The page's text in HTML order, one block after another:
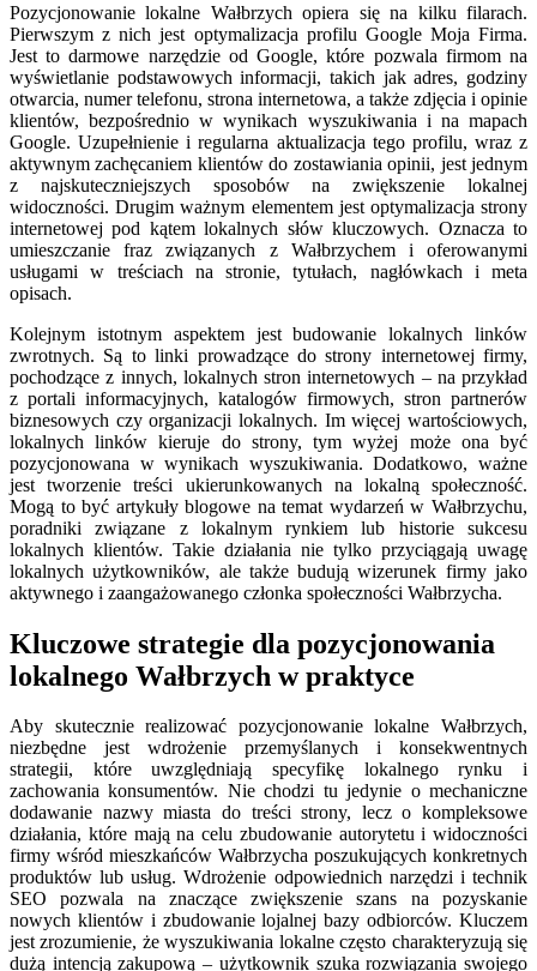
Pozycjonowanie lokalne Wałbrzych opiera się na kilku filarach.
Pierwszym z nich jest optymalizacja profilu Google Moja Firma.
Jest to darmowe narzędzie od Google, które pozwala firmom na
wyświetlanie podstawowych informacji, takich jak adres, godziny
otwarcia, numer telefonu, strona internetowa, a także zdjęcia i opinie
klientów, bezpośrednio w wynikach wyszukiwania i na mapach
Google. Uzupełnienie i regularna aktualizacja tego profilu, wraz z
aktywnym zachęcaniem klientów do zostawiania opinii, jest jednym
z najskuteczniejszych sposobów na zwiększenie lokalnej
widoczności. Drugim ważnym elementem jest optymalizacja strony
internetowej pod kątem lokalnych słów kluczowych. Oznacza to
umieszczanie fraz związanych z Wałbrzychem i oferowanymi
usługami w treściach na stronie, tytułach, nagłówkach i meta
opisach.
Kolejnym istotnym aspektem jest budowanie lokalnych linków
zwrotnych. Są to linki prowadzące do strony internetowej firmy,
pochodzące z innych, lokalnych stron internetowych – na przykład
z portali informacyjnych, katalogów firmowych, stron partnerów
biznesowych czy organizacji lokalnych. Im więcej wartościowych,
lokalnych linków kieruje do strony, tym wyżej może ona być
pozycjonowana w wynikach wyszukiwania. Dodatkowo, ważne
jest tworzenie treści ukierunkowanych na lokalną społeczność.
Mogą to być artykuły blogowe na temat wydarzeń w Wałbrzychu,
poradniki związane z lokalnym rynkiem lub historie sukcesu
lokalnych klientów. Takie działania nie tylko przyciągają uwagę
lokalnych użytkowników, ale także budują wizerunek firmy jako
aktywnego i zaangażowanego członka społeczności Wałbrzycha.
Kluczowe strategie dla pozycjonowania
lokalnego Wałbrzych w praktyce
Aby skutecznie realizować pozycjonowanie lokalne Wałbrzych,
niezbędne jest wdrożenie przemyślanych i konsekwentnych
strategii, które uwzględniają specyfikę lokalnego rynku i
zachowania konsumentów. Nie chodzi tu jedynie o mechaniczne
dodawanie nazwy miasta do treści strony, lecz o kompleksowe
działania, które mają na celu zbudowanie autorytetu i widoczności
firmy wśród mieszkańców Wałbrzycha poszukujących konkretnych
produktów lub usług. Wdrożenie odpowiednich narzędzi i technik
SEO pozwala na znaczące zwiększenie szans na pozyskanie
nowych klientów i zbudowanie lojalnej bazy odbiorców. Kluczem
jest zrozumienie, że wyszukiwania lokalne często charakteryzują się
dużą intencją zakupową – użytkownik szuka rozwiązania swojego